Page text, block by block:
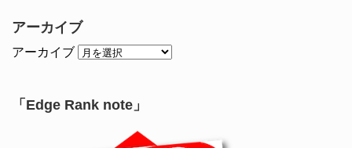
アーカイブ
アーカイブ
「Edge Rank note」